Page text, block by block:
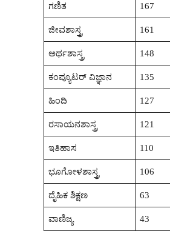
ಗಣಿತ 167
ಜೀವಶಾಸ್ತ್ರ 161
ಅರ್ಥಶಾಸ್ತ್ರ 148
ಕಂಪ್ಯೂಟರ್ ವಿಜ್ಞಾನ 135
ಹಿಂದಿ 127
ರಸಾಯನಶಾಸ್ತ್ರ 121
ಇತಿಹಾಸ 110
ಭೂಗೋಳಶಾಸ್ತ್ರ 106
ದೈಹಿಕ ಶಿಕ್ಷಣ 63
ವಾಣಿಜ್ಯ 43